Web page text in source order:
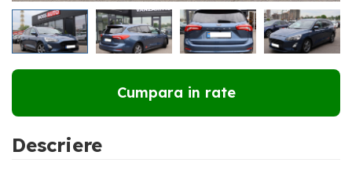
RATE DE LA218 €LUNAR
Cumpara in rate
Descriere